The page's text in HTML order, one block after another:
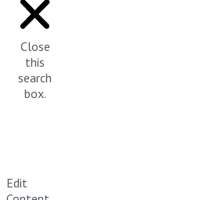
Close
this
search
box.
Edit